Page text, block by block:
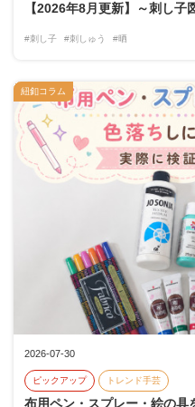
【2026年8月更新】～刺し
#刺し子 #刺しゅう #晒
2026-07-30
ピックアップ トレンド手芸
布用ペン・スプレー・絵の具
紐釦コラム